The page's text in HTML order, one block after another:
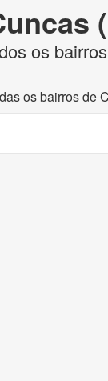
os
os bairros de